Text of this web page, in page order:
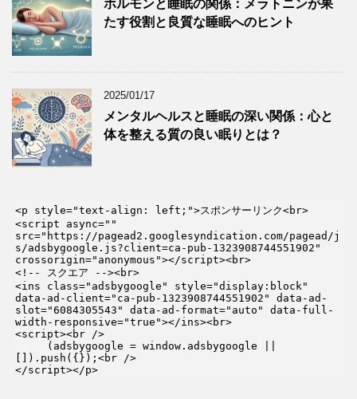
ホルモンと睡眠の関係：メラトニンが果
たす役割と良質な睡眠へのヒント
2025/01/17
メンタルヘルスと睡眠の深い関係：心と
体を整える質の良い眠りとは？
<p style="text-align: left;">スポンサーリンク<br>
<script async=""
src="https://pagead2.googlesyndication.com/pagead/j
s/adsbygoogle.js?client=ca-pub-1323908744551902"
crossorigin="anonymous"></script><br>
<!-- スクエア --><br>
<ins class="adsbygoogle" style="display:block"
data-ad-client="ca-pub-1323908744551902" data-ad-
slot="6084305543" data-ad-format="auto" data-full-
width-responsive="true"></ins><br>
<script><br />
[]).push({});<br />
</script></p>